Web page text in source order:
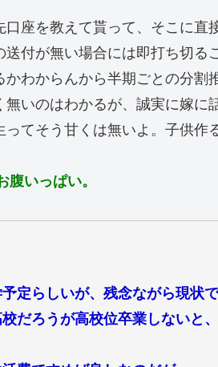
口座を教えて貰って、そこに直
付が無い場合には即打ち切る
わからんから半期ごとの分割
いのはわかるが、誠実に嫁に
てそう甘くは無いよ。子供作
腹いっぱい。
定らしいが、残念ながら現状
だろうが高校位卒業しないと